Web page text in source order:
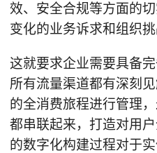
效、安全合规等方面的
变化的业务诉求和组织挑
这就要求企业需要具备
所有流量渠道都有深刻
的全消费旅程进行管理
都串联起来，打造对用
的数字化构建过程对于